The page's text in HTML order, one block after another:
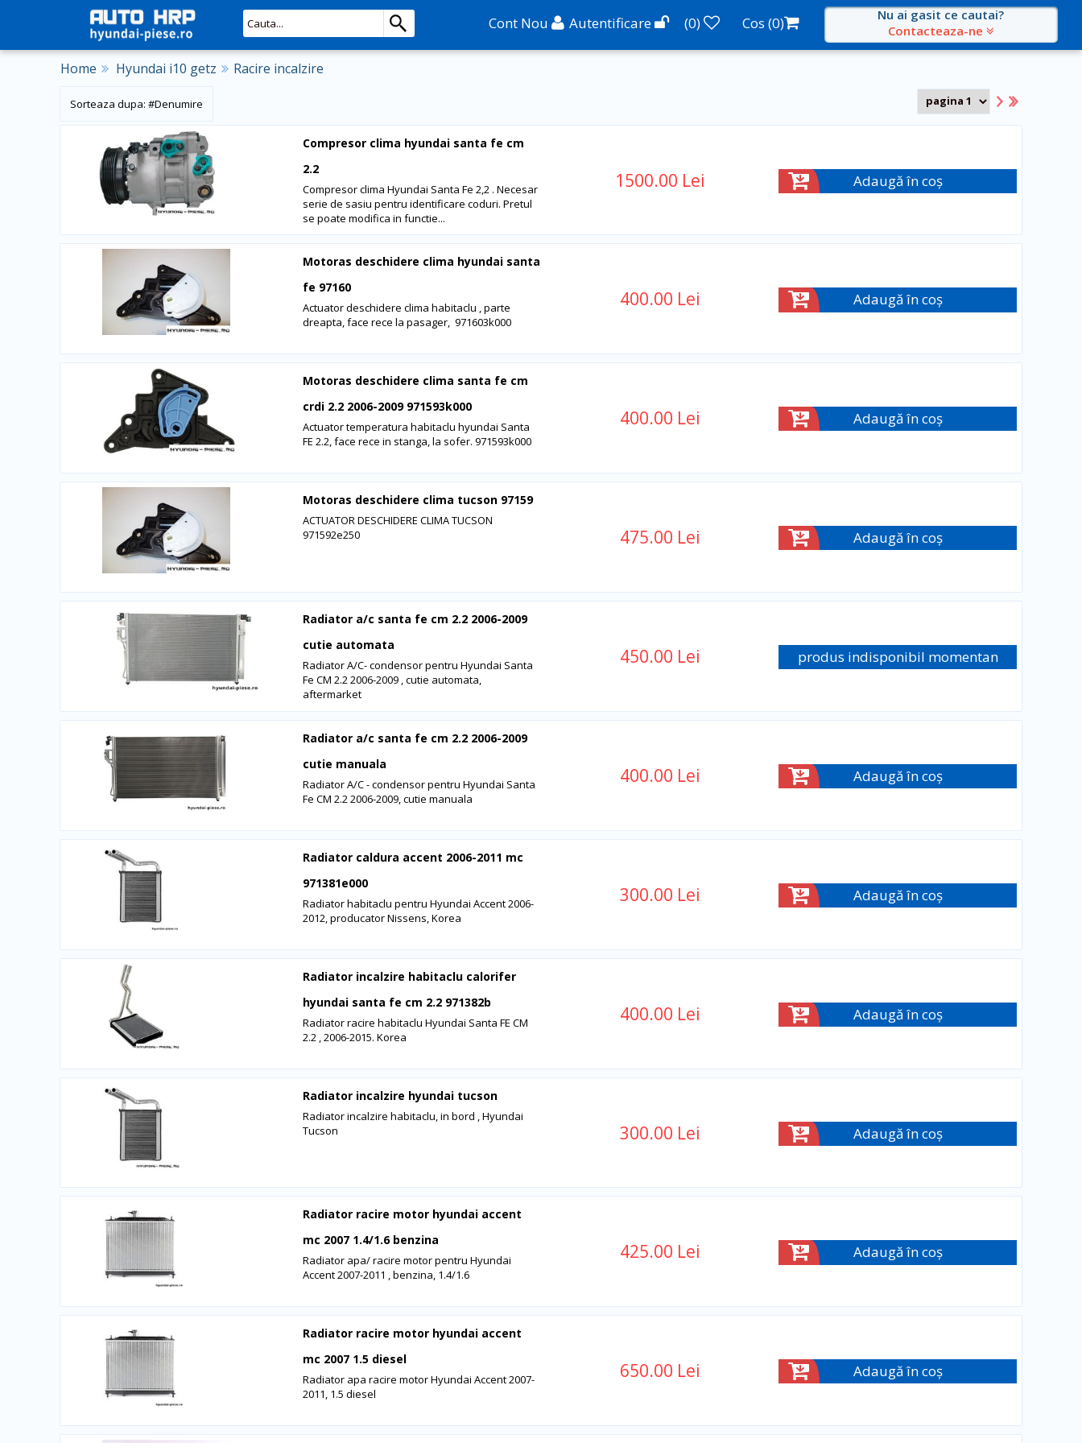
Cont Nou Autentificare (0) Cos (0)
Nu ai gasit ce cautai?
Contacteaza-ne
Home Hyundai i10 getz Racire incalzire
#Denumire
Compresor clima hyundai santa fe cm
2.2
Compresor clima Hyundai Santa Fe 2,2 . Necesar
serie de sasiu pentru identificare coduri. Pretul
se poate modifica in functie...
1500.00 Lei Adaugă în coș
Motoras deschidere clima hyundai santa
fe 97160
Actuator deschidere clima habitaclu , parte
dreapta, face rece la pasager, 971603k000
400.00 Lei Adaugă în coș
Motoras deschidere clima santa fe cm
crdi 2.2 2006-2009 971593k000
Actuator temperatura habitaclu hyundai Santa
FE 2.2, face rece in stanga, la sofer. 971593k000
400.00 Lei Adaugă în coș
Motoras deschidere clima tucson 97159
ACTUATOR DESCHIDERE CLIMA TUCSON
971592e250
475.00 Lei Adaugă în coș
Radiator a/c santa fe cm 2.2 2006-2009
cutie automata
Radiator A/C- condensor pentru Hyundai Santa
Fe CM 2.2 2006-2009 , cutie automata,
aftermarket
450.00 Lei produs indisponibil momentan
Radiator a/c santa fe cm 2.2 2006-2009
cutie manuala
Radiator A/C - condensor pentru Hyundai Santa
Fe CM 2.2 2006-2009, cutie manuala
400.00 Lei Adaugă în coș
Radiator caldura accent 2006-2011 mc
971381e000
Radiator habitaclu pentru Hyundai Accent 2006-
2012, producator Nissens, Korea
300.00 Lei Adaugă în coș
Radiator incalzire habitaclu calorifer
hyundai santa fe cm 2.2 971382b
Radiator racire habitaclu Hyundai Santa FE CM
2.2 , 2006-2015. Korea
400.00 Lei Adaugă în coș
Radiator incalzire hyundai tucson
Radiator incalzire habitaclu, in bord , Hyundai
Tucson
300.00 Lei Adaugă în coș
Radiator racire motor hyundai accent
mc 2007 1.4/1.6 benzina
Radiator apa/ racire motor pentru Hyundai
Accent 2007-2011 , benzina, 1.4/1.6
425.00 Lei Adaugă în coș
Radiator racire motor hyundai accent
mc 2007 1.5 diesel
Radiator apa racire motor Hyundai Accent 2007-
2011, 1.5 diesel
650.00 Lei Adaugă în coș